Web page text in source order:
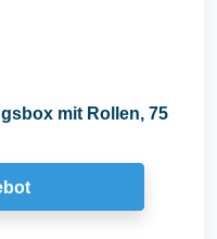
mit Rollen, 75